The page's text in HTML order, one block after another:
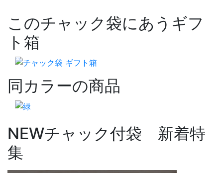
このチャック袋にあうギフ
ト箱
同カラーの商品
NEWチャック付袋 新着特
集